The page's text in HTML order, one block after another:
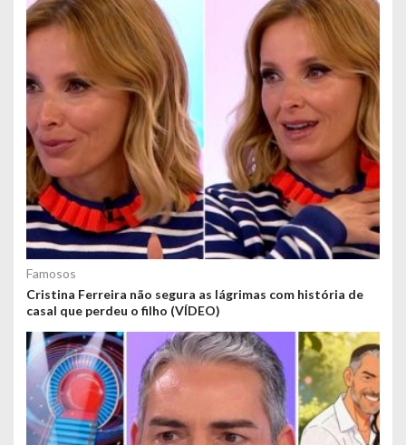
Famosos
Cristina Ferreira não segura as lágrimas com história de
casal que perdeu o filho (VÍDEO)